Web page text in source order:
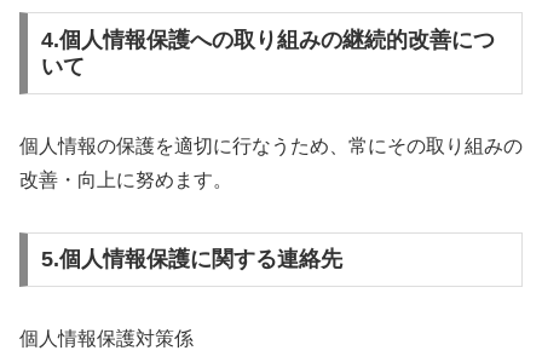
4.個人情報保護への取り組みの継続的改善につ
いて
個人情報の保護を適切に行なうため、常にその取り組みの
改善・向上に努めます。
5.個人情報保護に関する連絡先
個人情報保護対策係